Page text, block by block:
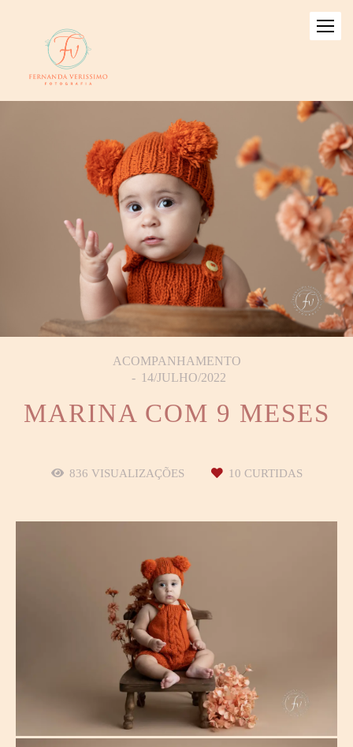
ACOMPANHAMENTO
14/JULHO/2022
MARINA COM 9 MESES
836 VISUALIZAÇÕES 10 CURTIDAS